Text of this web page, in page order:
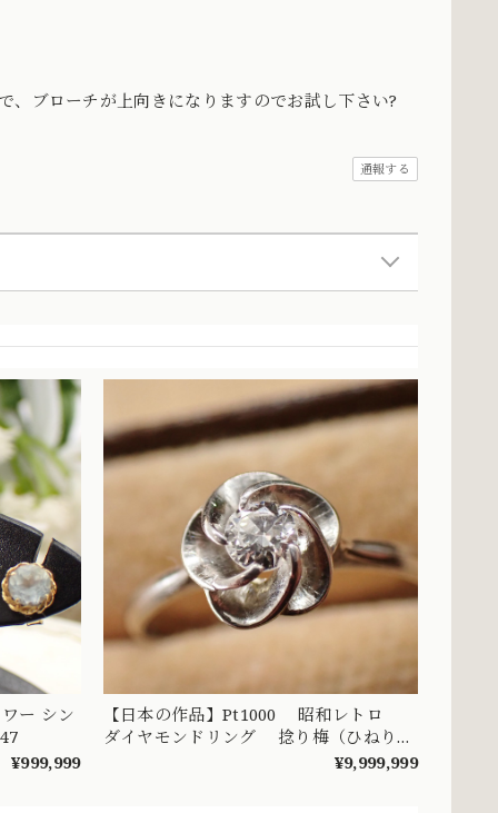
、ブローチが上向きになりますのでお試し下さい?
通報する
ー シン
¥999,999
【日本の作品】Pt1000 昭和レトロ
ダイヤモンドリング 捻り梅（ひねり
梅） 和彫り 吉祥文様 ～楚々とした可
¥9,999,999